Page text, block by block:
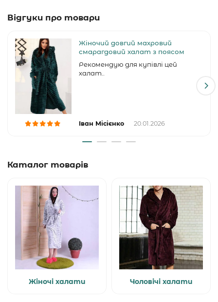
Відгуки про товари
Жіночий довгий махровий
смарагдовий халат з поясом
Рекомендую для купівлі цей
халат..
Іван Місієнко 20.01.2026
Каталог товарів
Жіночі халати Чоловічі халати